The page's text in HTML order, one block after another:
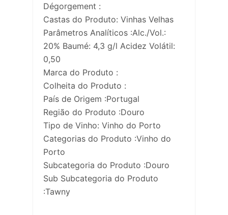
Dégorgement :
Castas do Produto: Vinhas Velhas
Parâmetros Analíticos :Alc./Vol.:
20% Baumé: 4,3 g/l Acidez Volátil:
0,50
Marca do Produto :
Colheita do Produto :
País de Origem :Portugal
Região do Produto :Douro
Tipo de Vinho: Vinho do Porto
Categorias do Produto :Vinho do
Porto
Subcategoria do Produto :Douro
Sub Subcategoria do Produto
:Tawny